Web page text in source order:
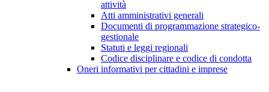
attività
Atti amministrativi generali
Documenti di programmazione strategico-
gestionale
Statuti e leggi regionali
Codice disciplinare e codice di condotta
Oneri informativi per cittadini e imprese